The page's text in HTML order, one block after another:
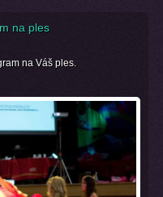
na ples
na Váš ples.